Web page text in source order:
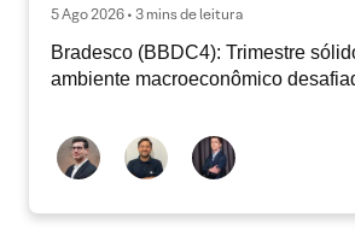
5 Ago 2026 • 3 mins de leitura
Bradesco (BBDC4): Trimestre
ambiente macroeconômico